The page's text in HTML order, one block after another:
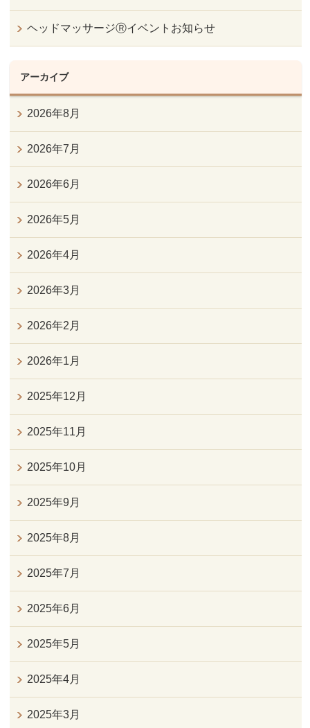
ヘッドマッサージⓇイベントお知らせ
アーカイブ
2026年8月
2026年7月
2026年6月
2026年5月
2026年4月
2026年3月
2026年2月
2026年1月
2025年12月
2025年11月
2025年10月
2025年9月
2025年8月
2025年7月
2025年6月
2025年5月
2025年4月
2025年3月